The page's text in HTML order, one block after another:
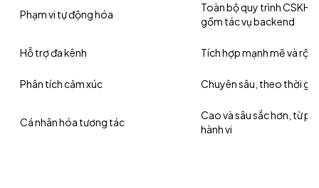
Phạm vi tự động hóa
Toàn bộ quy trình CSKH,
gồm tác vụ backend
Hỗ trợ đa kênh Tích hợp mạnh mẽ và
Phân tích cảm xúc Chuyên sâu, theo thời
Cá nhân hóa tương tác
Cao và sâu sắc hơn, từ
hành vi